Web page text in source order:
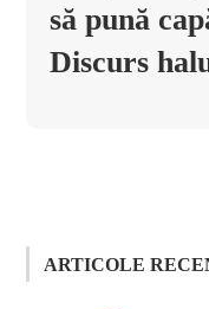
să pună
Discurs
ARTICOLE